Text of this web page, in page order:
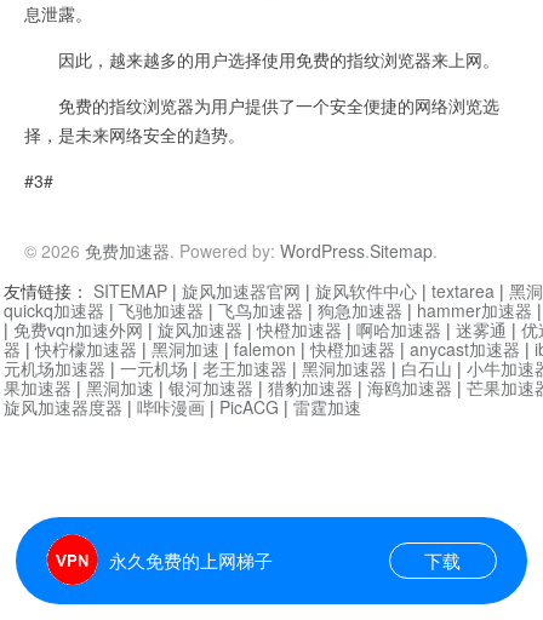
息泄露。
因此，越来越多的用户选择使用免费的指纹浏览器来上网。
免费的指纹浏览器为用户提供了一个安全便捷的网络浏览选
择，是未来网络安全的趋势。
#3#
© 2026 免费加速器. Powered by: WordPress.Sitemap.
永久免费的上网梯子 下载
友情链接： SITEMAP | 旋风加速器官网 | 旋风软件中心 | textarea | 黑
quickq加速器 | 飞驰加速器 | 飞鸟加速器 | 狗急加速器 | hammer加速器
| 免费vqn加速外网 | 旋风加速器 |快橙加速器 | 啊哈加速器 | 迷雾通 | 优
器 |快柠檬加速器 | 黑洞加速 | falemon |快橙加速器 | anycast加速器 |
元机场加速器 | 一元机场 | 老王加速器 | 黑洞加速器 | 白石山 | 小牛加速
果加速器 | 黑洞加速 | 银河加速器 | 猎豹加速器 | 海鸥加速器 | 芒果加速
旋风加速器度器 | 哔咔漫画 | PicACG | 雷霆加速